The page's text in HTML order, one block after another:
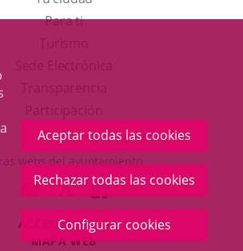
Aceptar todas las cookies
Rechazar todas las cookies
Configurar cookies
Para ti
en
una
ventana
nueva.
aplicación
externa.
webs del ayuntamiento
ENLACE
A
UNA
ENLACE
A
UNA
ENLACE
A
UNA
ACCESIBILIDAD
MAPA WEB